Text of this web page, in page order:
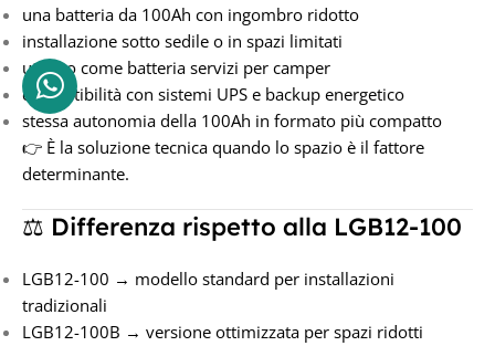
una batteria da 100Ah con ingombro ridotto
installazione sotto sedile o in spazi limitati
utilizzo come batteria servizi per camper
compatibilità con sistemi UPS e backup energetico
stessa autonomia della 100Ah in formato più compatto
👉 È la soluzione tecnica quando lo spazio è il fattore
determinante.
⚖️ Differenza rispetto alla LGB12-100
LGB12-100 → modello standard per installazioni
tradizionali
LGB12-100B → versione ottimizzata per spazi ridotti